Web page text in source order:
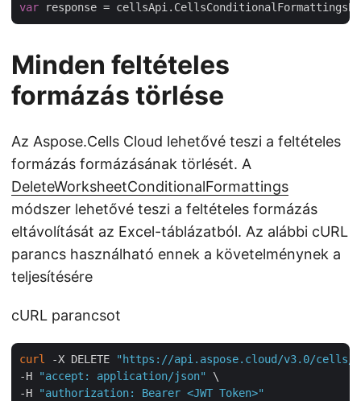
var
Minden feltételes
formázás törlése
Az Aspose.Cells Cloud lehetővé teszi a feltételes
formázás formázásának törlését. A
DeleteWorksheetConditionalFormattings
módszer lehetővé teszi a feltételes formázás
eltávolítását az Excel-táblázatból. Az alábbi cURL
parancs használható ennek a követelménynek a
teljesítésére
cURL parancsot
curl -X DELETE
"https://api.aspose.cloud/v3.0/cells/
-H
"accept: application/json"
\
-H
"authorization: Bearer <JWT Token>"